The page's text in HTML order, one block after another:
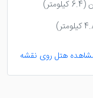
بی نظیر صرف
(6.4 کیلومتر)
هتل روی نقشه